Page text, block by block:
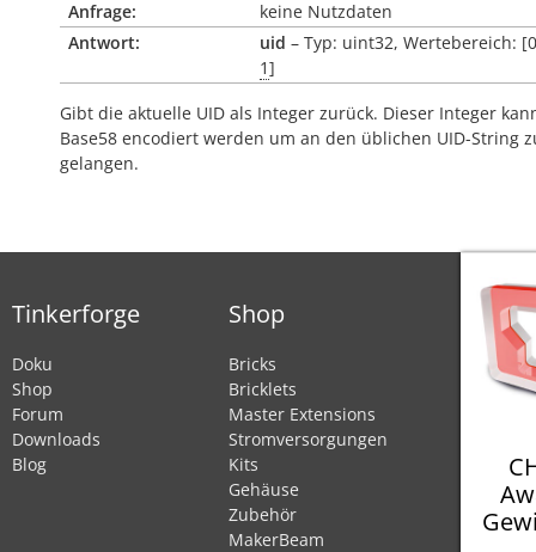
Anfrage:
keine Nutzdaten
Antwort:
uid – Typ: uint32, Wertebereich:
1]
Gibt die aktuelle UID als Integer zurück. Dieser Integer
Base58 encodiert werden um an den üblichen UID-String
gelangen.
Tinkerforge
Doku
Shop
Forum
Downloads
Blog
Shop
Bricks
Bricklets
Master Extensions
Stromversorgungen
Kits
Gehäuse
Zubehör
MakerBeam